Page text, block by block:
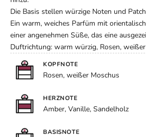
Die Basis stellen würzige Noten und
Ein warm, weiches Parfüm mit
einer angenehmen Süße, das eine
Duftrichtung: warm würzig, Rosen,
KOPFNOTE
Rosen, weißer Moschus
HERZNOTE
Amber, Vanille, Sandelholz
BASISNOTE